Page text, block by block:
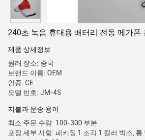
240초 녹음 휴대용 배터리 전동 메가폰
제품 상세정보
원래 장소: 중국
브랜드 이름: OEM
인증: CE
모델 번호: JM-4S
지불과 운송 용어
최소 주문 수량: 100-300 부분
포장 세부 사항: 패키징 1 조각 1 컬러 박스, 통